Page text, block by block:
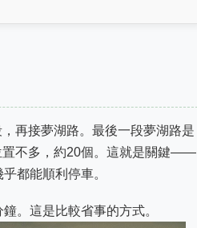
再接夢湖路。最後一段夢湖路是
置不多，約20個。這就是關鍵——
都能順利停車。
。這是比較省事的方式。